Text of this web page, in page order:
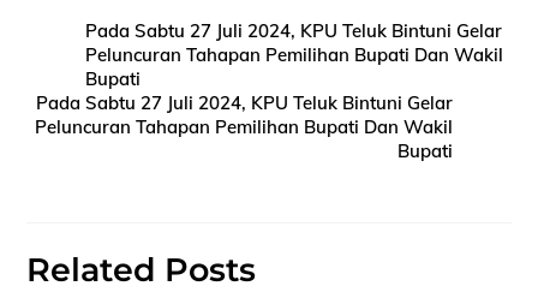
Pada Sabtu 27 Juli 2024, KPU Teluk Bintuni Gelar
Peluncuran Tahapan Pemilihan Bupati Dan Wakil
Bupati
Pada Sabtu 27 Juli 2024, KPU Teluk Bintuni Gelar
Peluncuran Tahapan Pemilihan Bupati Dan Wakil
Bupati
Related Posts